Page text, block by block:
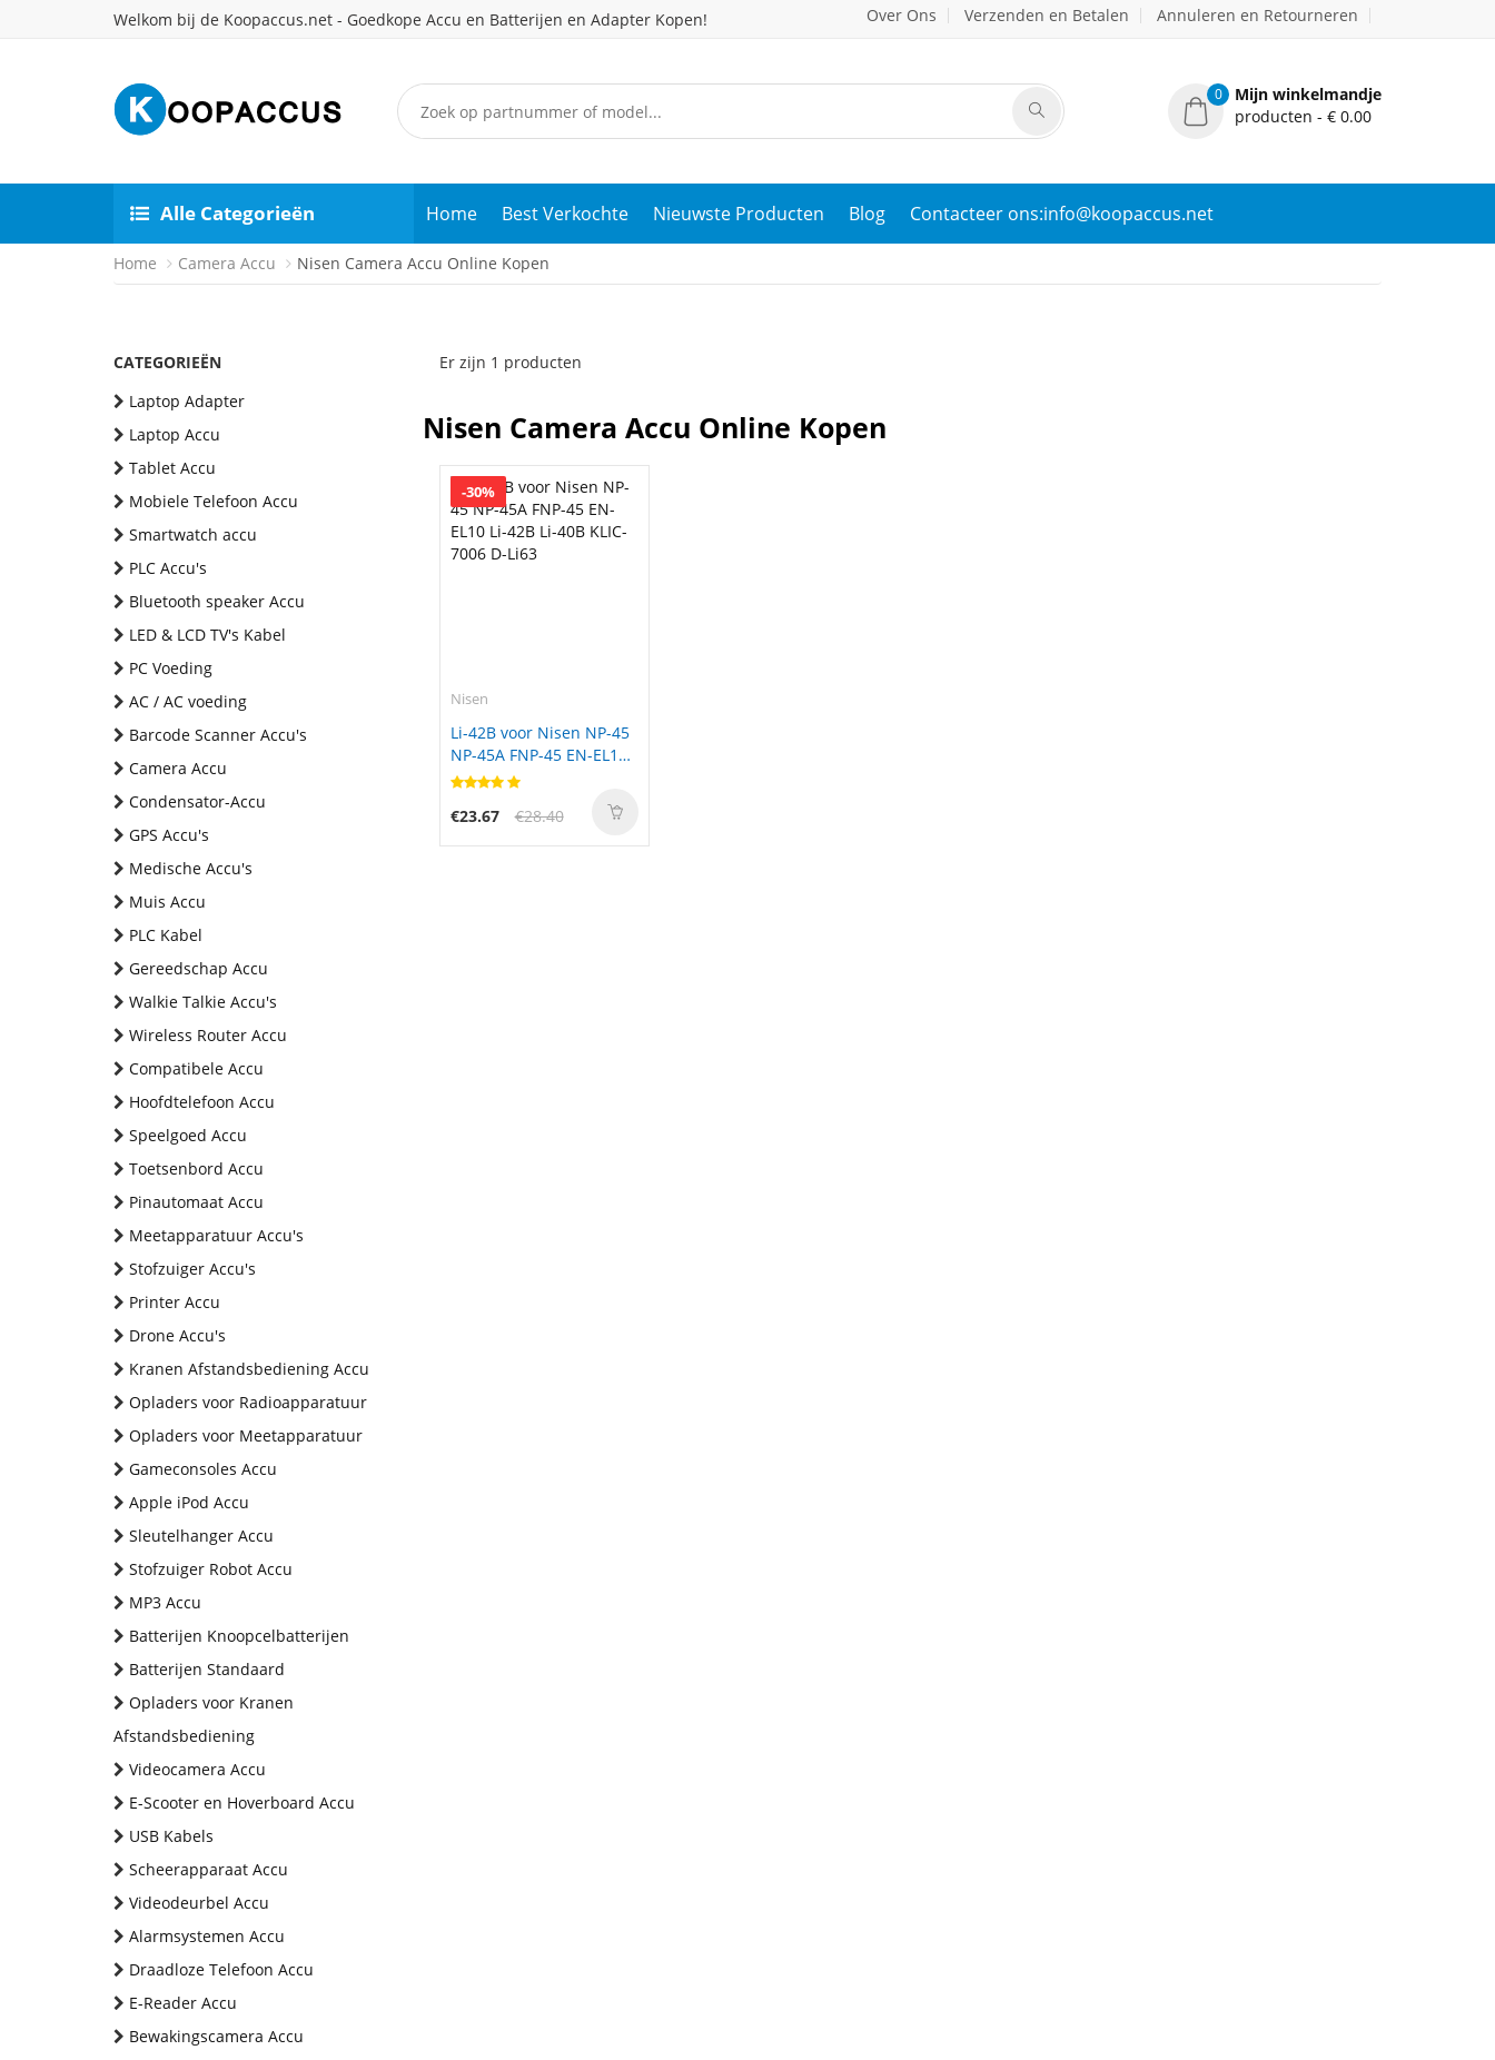
Welkom bij de Koopaccus.net - Goedkope Accu en Batterijen en Adapter Kopen! Over Ons Verzenden en Betalen Annuleren en Retourneren
0
Mijn winkelmandje
producten - € 0.00
Alle Categorieën Home Best Verkochte Nieuwste Producten Blog Contacteer ons:info@koopaccus.net
Home Camera Accu Nisen Camera Accu Online Kopen
CATEGORIEËN
Laptop Adapter
Laptop Accu
Tablet Accu
Mobiele Telefoon Accu
Smartwatch accu
PLC Accu's
Bluetooth speaker Accu
LED & LCD TV's Kabel
PC Voeding
AC / AC voeding
Barcode Scanner Accu's
Camera Accu
Condensator-Accu
GPS Accu's
Medische Accu's
Muis Accu
PLC Kabel
Gereedschap Accu
Walkie Talkie Accu's
Wireless Router Accu
Compatibele Accu
Hoofdtelefoon Accu
Speelgoed Accu
Toetsenbord Accu
Pinautomaat Accu
Meetapparatuur Accu's
Stofzuiger Accu's
Printer Accu
Drone Accu's
Kranen Afstandsbediening Accu
Opladers voor Radioapparatuur
Opladers voor Meetapparatuur
Gameconsoles Accu
Apple iPod Accu
Sleutelhanger Accu
Stofzuiger Robot Accu
MP3 Accu
Batterijen Knoopcelbatterijen
Batterijen Standaard
Opladers voor Kranen
Afstandsbediening
Videocamera Accu
E-Scooter en Hoverboard Accu
USB Kabels
Scheerapparaat Accu
Videodeurbel Accu
Alarmsystemen Accu
Draadloze Telefoon Accu
E-Reader Accu
Bewakingscamera Accu
Er zijn 1 producten
Nisen Camera Accu Online Kopen
-30%
Nisen
Li-42B voor Nisen NP-45
NP-45A FNP-45 EN-EL10
Li-42B Li-40B KLIC-7006
€23.67 €28.40